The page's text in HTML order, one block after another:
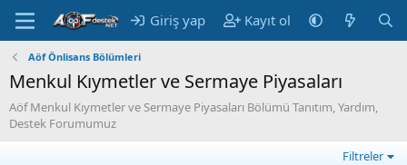
Giriş yap Kayıt ol
Aöf Önlisans Bölümleri
Menkul Kıymetler ve Sermaye Piyasaları
Aöf Menkul Kıymetler ve Sermaye Piyasaları Bölümü Tanıtım, Yardım,
Destek Forumumuz
Filtreler